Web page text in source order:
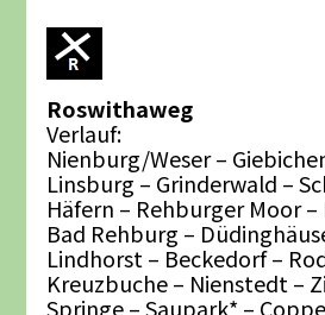
Roswithaweg
Verlauf:
Nienburg/Weser –
Linsburg – Grinderwald –
Häfern – Rehburger Moor
Bad Rehburg –
Lindhorst – Beckedorf –
Kreuzbuche – Nienstedt –
Springe – Saupark* –